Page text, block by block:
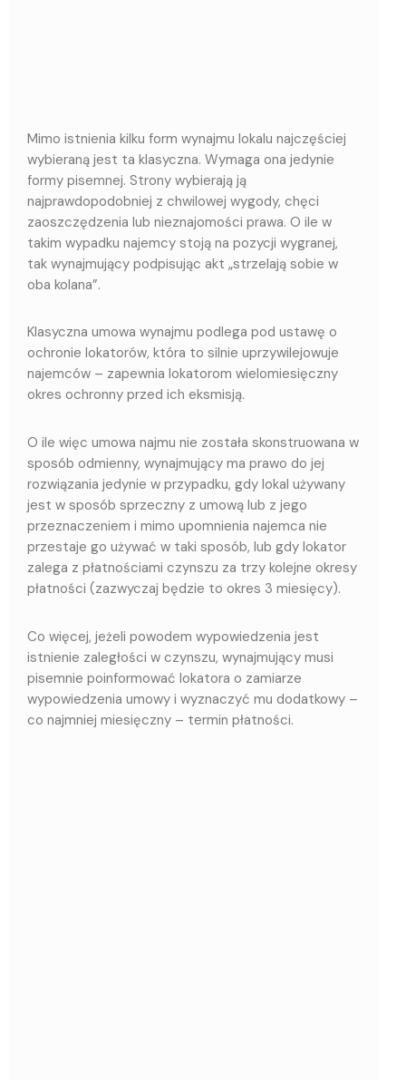
Mimo istnienia kilku form wynajmu lokalu najczęściej
wybieraną jest ta klasyczna. Wymaga ona jedynie
formy pisemnej. Strony wybierają ją
najprawdopodobniej z chwilowej wygody, chęci
zaoszczędzenia lub nieznajomości prawa. O ile w
takim wypadku najemcy stoją na pozycji wygranej,
tak wynajmujący podpisując akt „strzelają sobie w
oba kolana”.
Klasyczna umowa wynajmu podlega pod ustawę o
ochronie lokatorów, która to silnie uprzywilejowuje
najemców – zapewnia lokatorom wielomiesięczny
okres ochronny przed ich eksmisją.
O ile więc umowa najmu nie została skonstruowana w
sposób odmienny, wynajmujący ma prawo do jej
rozwiązania jedynie w przypadku, gdy lokal używany
jest w sposób sprzeczny z umową lub z jego
przeznaczeniem i mimo upomnienia najemca nie
przestaje go używać w taki sposób, lub gdy lokator
zalega z płatnościami czynszu za trzy kolejne okresy
płatności (zazwyczaj będzie to okres 3 miesięcy).
Co więcej, jeżeli powodem wypowiedzenia jest
istnienie zaległości w czynszu, wynajmujący musi
pisemnie poinformować lokatora o zamiarze
wypowiedzenia umowy i wyznaczyć mu dodatkowy –
co najmniej miesięczny – termin płatności.